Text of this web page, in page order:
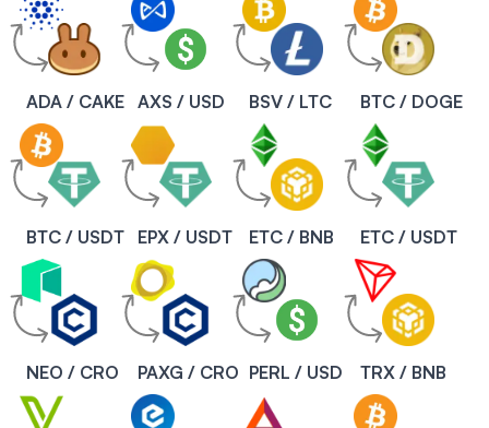
ADA / CAKE AXS / USD BSV / LTC BTC / DOGE
BTC / USDT EPX / USDT ETC / BNB ETC / USDT
NEO / CRO PAXG / CRO PERL / USD TRX / BNB